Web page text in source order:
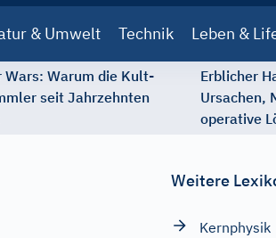
& Umwelt Technik Leben &
Wars: Warum die Kult-
seit Jahrzehnten
Erblicher
Ursachen,
operative
Weitere
Kernphysik